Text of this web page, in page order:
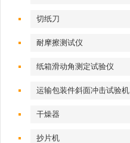
切纸刀
耐摩擦测试仪
纸箱滑动角测定试验仪
运输包装件斜面冲击试验机
干燥器
抄片机